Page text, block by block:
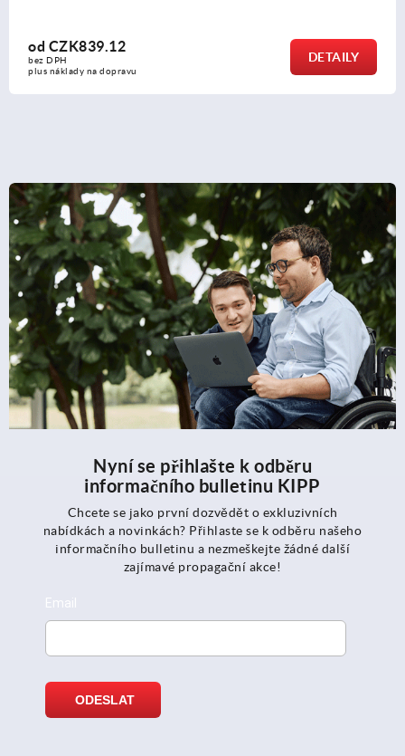
odCZK101.82
plus náklady na dopravu
DETAILY
Nyní se přihlašte k odběru
informačního bulletinu KIPP
Chcete se jako první dozvědět o exkluzivních
nabídkách a novinkách? Přihlaste se k odběru našeho
informačního bulletinu a nezmeškejte žádné další
zajímavé propagační akce!